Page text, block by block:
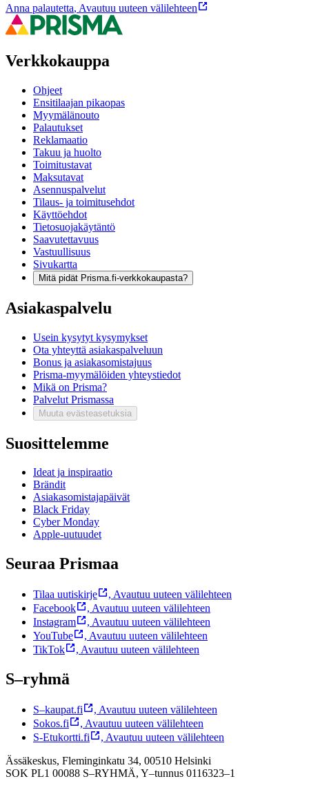
Anna palautetta, Avautuu uuteen välilehteen
Verkkokauppa
Ohjeet
Ensitilaajan pikaopas
Myymälänouto
Palautukset
Reklamaatio
Takuu ja huolto
Toimitustavat
Maksutavat
Asennuspalvelut
Tilaus- ja toimitusehdot
Käyttöehdot
Tietosuojakäytäntö
Saavutettavuus
Vastuullisuus
Sivukartta
Mitä pidät Prisma.fi-verkkokaupasta?
Asiakaspalvelu
Usein kysytyt kysymykset
Ota yhteyttä asiakaspalveluun
Bonus ja asiakasomistajuus
Prisma-myymälöiden yhteystiedot
Mikä on Prisma?
Palvelut Prismassa
Muuta evästeasetuksia
Suosittelemme
Ideat ja inspiraatio
Brändit
Asiakasomistajapäivät
Black Friday
Cyber Monday
Apple-uutuudet
Seuraa Prismaa
Tilaa uutiskirje , Avautuu uuteen välilehteen
Facebook
, Avautuu uuteen välilehteen
Instagram
, Avautuu uuteen välilehteen
YouTube
, Avautuu uuteen välilehteen
TikTok
, Avautuu uuteen välilehteen
S–ryhmä
S–kaupat.fi , Avautuu uuteen välilehteen
Sokos.fi
, Avautuu uuteen välilehteen
S-Etukortti.fi
, Avautuu uuteen välilehteen
Ässäkeskus, Fleminginkatu 34, 00510 Helsinki
SOK PL1 00088 S–RYHMÄ, Y–tunnus 0116323–1